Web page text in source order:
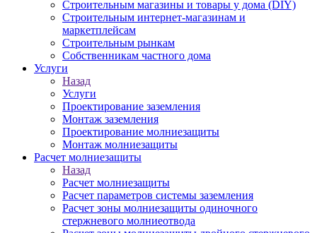
Строительным магазины и товары у дома (DIY)
Строительным интернет-магазинам и
маркетплейсам
Строительным рынкам
Собственникам частного дома
Услуги
Назад
Услуги
Проектирование заземления
Монтаж заземления
Проектирование молниезащиты
Монтаж молниезащиты
Расчет молниезащиты
Назад
Расчет молниезащиты
Расчет параметров системы заземления
Расчет зоны молниезащиты одиночного
стержневого молниеотвода